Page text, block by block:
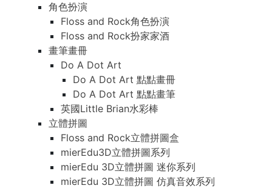
角色扮演
Floss and Rock角色扮演
Floss and Rock扮家家酒
畫筆畫冊
Do A Dot Art
Do A Dot Art 點點畫冊
Do A Dot Art 點點畫筆
英國Little Brian水彩棒
立體拼圖
Floss and Rock立體拼圖盒
mierEdu3D立體拼圖系列
mierEdu 3D立體拼圖 迷你系列
mierEdu 3D立體拼圖 仿真音效系列